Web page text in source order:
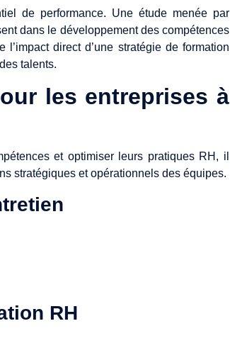
de performance. Une étude menée par
dans le développement des compétences
direct d’une stratégie de formation
talents.
les entreprises à
et optimiser leurs pratiques RH, il
stratégiques et opérationnels des équipes.
RH